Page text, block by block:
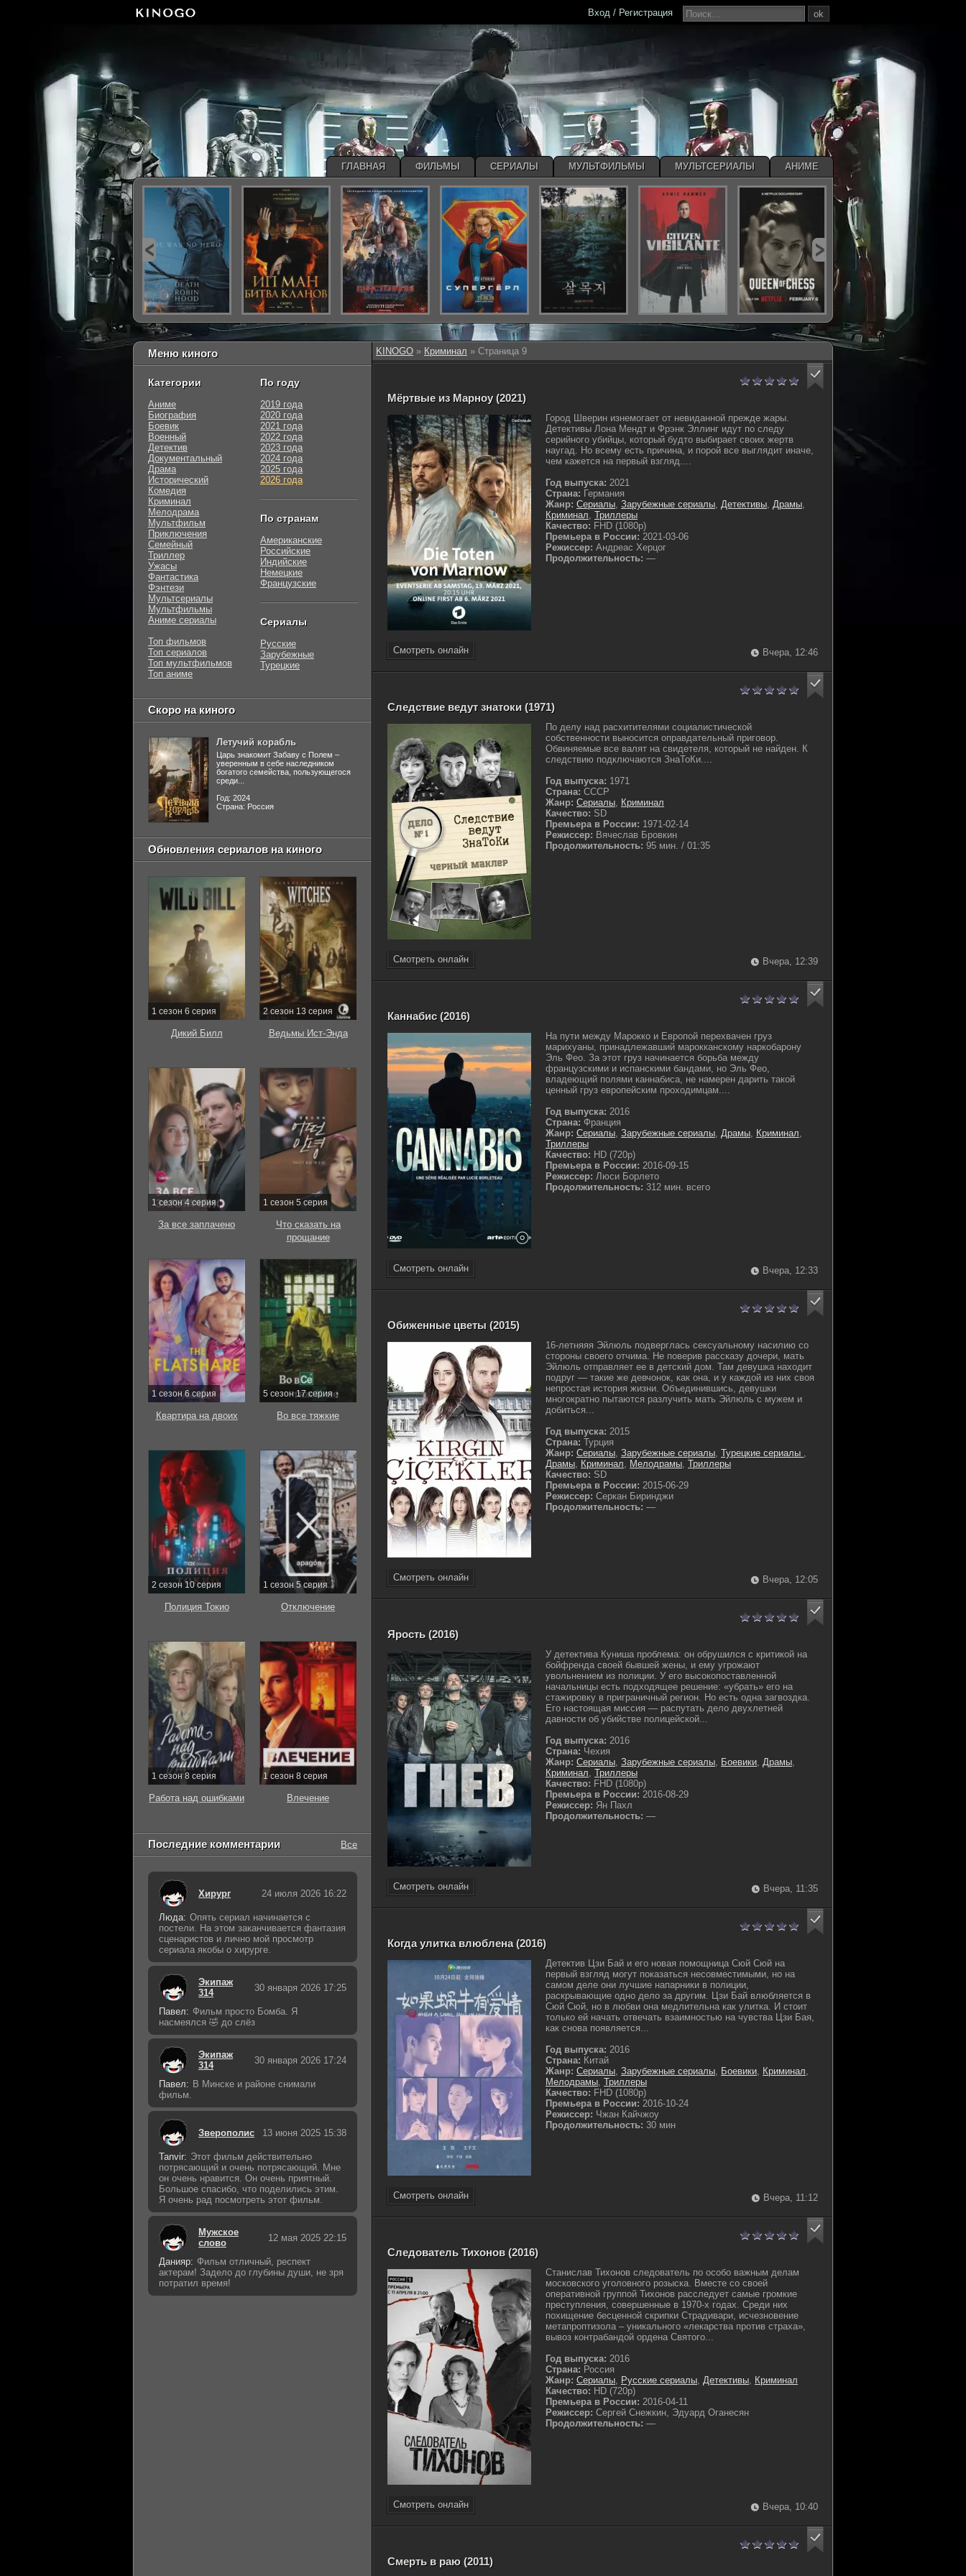
KINOGO » Криминал » Страница 9
Мёртвые из Марноу (2021)
Город Шверин изнемогает от невиданной прежде жары.
Детективы Лона Мендт и Фрэнк Эллинг идут по следу
серийного убийцы, который будто выбирает своих жертв
наугад. Но всему есть причина, и порой все выглядит иначе,
чем кажется на первый взгляд....
Год выпуска: 2021
Страна: Германия
Жанр: Сериалы, Зарубежные сериалы, Детективы, Драмы,
Криминал, Триллеры
Качество: FHD (1080p)
Премьера в России: 2021-03-06
Режиссер: Андреас Херцог
Продолжительность: —
Смотреть онлайн Вчера, 12:46
Следствие ведут знатоки (1971)
По делу над расхитителями социалистической
собственности выносится оправдательный приговор.
Обвиняемые все валят на свидетеля, который не найден. К
следствию подключаются ЗнаТоКи....
Год выпуска: 1971
Страна: СССР
Жанр: Сериалы, Криминал
Качество: SD
Премьера в России: 1971-02-14
Режиссер: Вячеслав Бровкин
Продолжительность: 95 мин. / 01:35
Смотреть онлайн Вчера, 12:39
Каннабис (2016)
На пути между Марокко и Европой перехвачен груз
марихуаны, принадлежавший марокканскому наркобарону
Эль Фео. За этот груз начинается борьба между
французскими и испанскими бандами, но Эль Фео,
владеющий полями каннабиса, не намерен дарить такой
ценный груз европейским проходимцам....
Год выпуска: 2016
Страна: Франция
Жанр: Сериалы, Зарубежные сериалы, Драмы, Криминал,
Триллеры
Качество: HD (720p)
Премьера в России: 2016-09-15
Режиссер: Люси Борлето
Продолжительность: 312 мин. всего
Смотреть онлайн Вчера, 12:33
Обиженные цветы (2015)
16-летняяя Эйлюль подверглась сексуальному насилию со
стороны своего отчима. Не поверив рассказу дочери, мать
Эйлюль отправляет ее в детский дом. Там девушка находит
подруг — такие же девчонок, как она, и у каждой из них своя
непростая история жизни. Объединившись, девушки
многократно пытаются разлучить мать Эйлюль с мужем и
добиться...
Год выпуска: 2015
Страна: Турция
Жанр: Сериалы, Зарубежные сериалы, Турецкие сериалы ,
Драмы, Криминал, Мелодрамы, Триллеры
Качество: SD
Премьера в России: 2015-06-29
Режиссер: Серкан Биринджи
Продолжительность: —
Смотреть онлайн Вчера, 12:05
Ярость (2016)
У детектива Куниша проблема: он обрушился с критикой на
бойфренда своей бывшей жены, и ему угрожают
увольнением из полиции. У его высокопоставленной
начальницы есть подходящее решение: «убрать» его на
стажировку в приграничный регион. Но есть одна загвоздка.
Его настоящая миссия — распутать дело двухлетней
давности об убийстве полицейской...
Год выпуска: 2016
Страна: Чехия
Жанр: Сериалы, Зарубежные сериалы, Боевики, Драмы,
Криминал, Триллеры
Качество: FHD (1080p)
Премьера в России: 2016-08-29
Режиссер: Ян Пахл
Продолжительность: —
Смотреть онлайн Вчера, 11:35
Когда улитка влюблена (2016)
Детектив Цзи Бай и его новая помощница Сюй Сюй на
первый взгляд могут показаться несовместимыми, но на
самом деле они лучшие напарники в полиции,
раскрывающие одно дело за другим. Цзи Бай влюбляется в
Сюй Сюй, но в любви она медлительна как улитка. И стоит
только ей начать отвечать взаимностью на чувства Цзи Бая,
как снова появляется...
Год выпуска: 2016
Страна: Китай
Жанр: Сериалы, Зарубежные сериалы, Боевики, Криминал,
Мелодрамы, Триллеры
Качество: FHD (1080p)
Премьера в России: 2016-10-24
Режиссер: Чжан Кайчжоу
Продолжительность: 30 мин
Смотреть онлайн Вчера, 11:12
Следователь Тихонов (2016)
Станислав Тихонов следователь по особо важным делам
московского уголовного розыска. Вместе со своей
оперативной группой Тихонов расследует самые громкие
преступления, совершенные в 1970-х годах. Среди них
похищение бесценной скрипки Страдивари, исчезновение
метапроптизола – уникального «лекарства против страха»,
вывоз контрабандой ордена Святого...
Год выпуска: 2016
Страна: Россия
Жанр: Сериалы, Русские сериалы, Детективы, Криминал
Качество: HD (720p)
Премьера в России: 2016-04-11
Режиссер: Сергей Снежкин, Эдуард Оганесян
Продолжительность: —
Смотреть онлайн Вчера, 10:40
Смерть в раю (2011)
Меню киного
Категории
Аниме
Биография
Боевик
Военный
Детектив
Документальный
Драма
Исторический
Комедия
Криминал
Мелодрама
Мультфильм
Приключения
Семейный
Триллер
Ужасы
Фантастика
Фэнтези
Мультсериалы
Мультфильмы
Аниме сериалы
Топ фильмов
Топ сериалов
Топ мультфильмов
Топ аниме
По году
2019 года
2020 года
2021 года
2022 года
2023 года
2024 года
2025 года
2026 года
По странам
Американские
Российские
Индийские
Немецкие
Французские
Сериалы
Русские
Зарубежные
Турецкие
Скоро на киного
Летучий корабль
Царь знакомит Забаву с Полем –
уверенным в себе наследником
богатого семейства, пользующегося
среди...
Год: 2024
Страна: Россия
Обновления сериалов на киного
1 сезон 6 серия
Дикий Билл
2 сезон 13 серия
Ведьмы Ист-Энда
1 сезон 4 серия
За все заплачено
1 сезон 5 серия
Что сказать на
прощание
1 сезон 6 серия
Квартира на двоих
5 сезон 17 серия
Во все тяжкие
2 сезон 10 серия
Полиция Токио
1 сезон 5 серия
Отключение
1 сезон 8 серия
Работа над ошибками
1 сезон 8 серия
Влечение
Последние комментарии Все
Хирург 24 июля 2026 16:22
Люда: Опять сериал начинается с
постели. На этом заканчивается фантазия
сценаристов и лично мой просмотр
сериала якобы о хирурге.
Экипаж
314
30 января 2026 17:25
Павел: Фильм просто Бомба. Я
насмеялся 🤣 до слёз
Экипаж
314
30 января 2026 17:24
Павел: В Минске и районе снимали
фильм.
Зверополис 13 июня 2025 15:38
Tanvir: Этот фильм действительно
потрясающий и очень потрясающий. Мне
он очень нравится. Он очень приятный.
Большое спасибо, что поделились этим.
Я очень рад посмотреть этот фильм.
Мужское
слово
12 мая 2025 22:15
Данияр: Фильм отличный, респект
актерам! Задело до глубины души, не зря
потратил время!
ok
Вход / Регистрация
ГЛАВНАЯ ФИЛЬМЫ СЕРИАЛЫ МУЛЬТФИЛЬМЫ МУЛЬТСЕРИАЛЫ АНИМЕ